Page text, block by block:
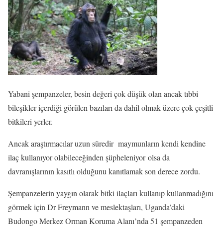
Yabani şempanzeler, besin değeri çok düşük olan ancak tıbbi
bileşikler içerdiği görülen bazıları da dahil olmak üzere çok çeşitli
bitkileri yerler.
Ancak araştırmacılar uzun süredir maymunların kendi kendine
ilaç kullanıyor olabileceğinden şüpheleniyor olsa da
davranışlarının kasıtlı olduğunu kanıtlamak son derece zordu.
Şempanzelerin yaygın olarak bitki ilaçları kullanıp kullanmadığını
görmek için Dr Freymann ve meslektaşları, Uganda’daki
Budongo Merkez Orman Koruma Alanı’nda 51 şempanzeden